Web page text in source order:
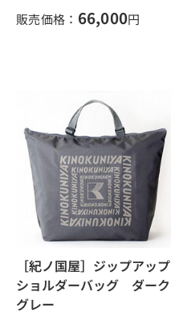
販売価格： 66,000円
［紀ノ国屋］ジップアップ
ショルダーバッグ ダーク
グレー